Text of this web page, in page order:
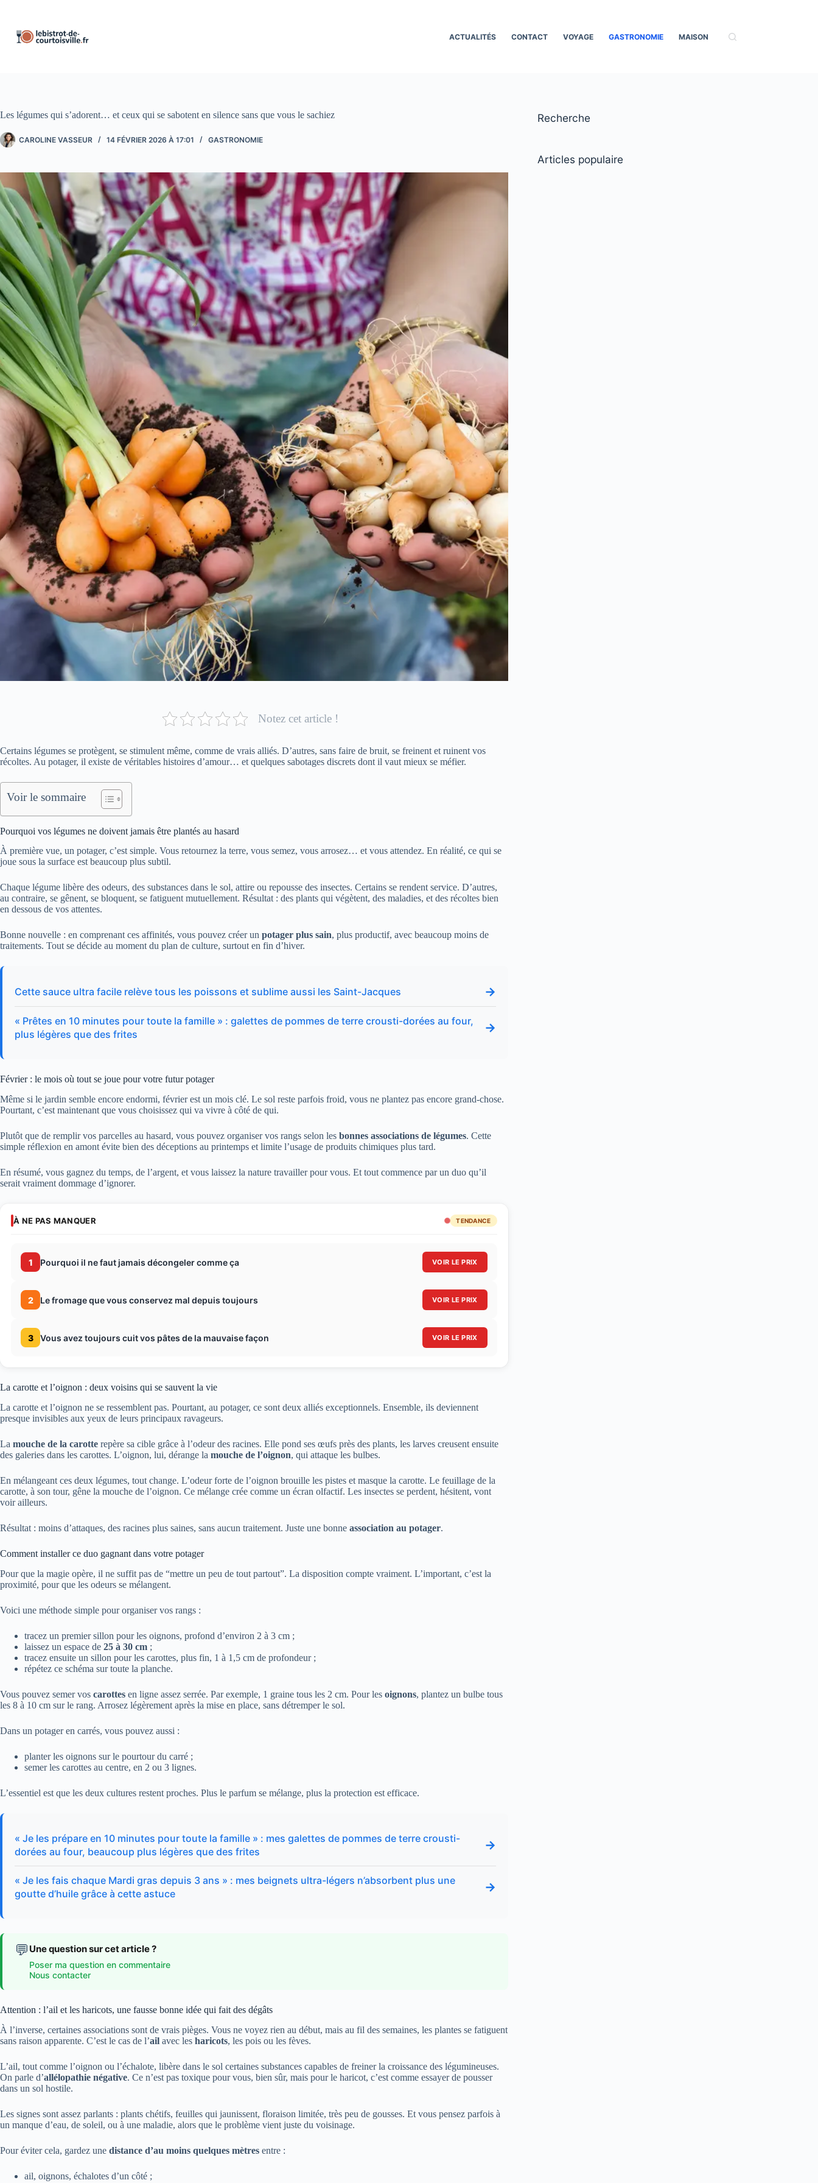
ACTUALITÉS CONTACT VOYAGE GASTRONOMIE MAISON
Les légumes qui s’adorent… et ceux qui se sabotent en silence sans que vous le sachiez
CAROLINE VASSEUR 14 FÉVRIER 2026 À 17:01 GASTRONOMIE
Notez cet article !
Certains légumes se protègent, se stimulent même, comme de vrais alliés. D’autres, sans faire de bruit, se freinent et ruinent vos
récoltes. Au potager, il existe de véritables histoires d’amour… et quelques sabotages discrets dont il vaut mieux se méfier.
Voir le sommaire
Pourquoi vos légumes ne doivent jamais être plantés au hasard
À première vue, un potager, c’est simple. Vous retournez la terre, vous semez, vous arrosez… et vous attendez. En réalité, ce qui se
joue sous la surface est beaucoup plus subtil.
Chaque légume libère des odeurs, des substances dans le sol, attire ou repousse des insectes. Certains se rendent service. D’autres,
au contraire, se gênent, se bloquent, se fatiguent mutuellement. Résultat : des plants qui végètent, des maladies, et des récoltes bien
en dessous de vos attentes.
Bonne nouvelle : en comprenant ces affinités, vous pouvez créer un potager plus sain, plus productif, avec beaucoup moins de
traitements. Tout se décide au moment du plan de culture, surtout en fin d’hiver.
Cette sauce ultra facile relève tous les poissons et sublime aussi les Saint-Jacques →
« Prêtes en 10 minutes pour toute la famille » : galettes de pommes de terre crousti-dorées au four,
plus légères que des frites
→
Février : le mois où tout se joue pour votre futur potager
Même si le jardin semble encore endormi, février est un mois clé. Le sol reste parfois froid, vous ne plantez pas encore grand-chose.
Pourtant, c’est maintenant que vous choisissez qui va vivre à côté de qui.
Plutôt que de remplir vos parcelles au hasard, vous pouvez organiser vos rangs selon les bonnes associations de légumes. Cette
simple réflexion en amont évite bien des déceptions au printemps et limite l’usage de produits chimiques plus tard.
En résumé, vous gagnez du temps, de l’argent, et vous laissez la nature travailler pour vous. Et tout commence par un duo qu’il
serait vraiment dommage d’ignorer.
À NE PAS MANQUER TENDANCE
1 Pourquoi il ne faut jamais décongeler comme ça VOIR LE PRIX
2 Le fromage que vous conservez mal depuis toujours VOIR LE PRIX
3 Vous avez toujours cuit vos pâtes de la mauvaise façon VOIR LE PRIX
La carotte et l’oignon : deux voisins qui se sauvent la vie
La carotte et l’oignon ne se ressemblent pas. Pourtant, au potager, ce sont deux alliés exceptionnels. Ensemble, ils deviennent
presque invisibles aux yeux de leurs principaux ravageurs.
La mouche de la carotte repère sa cible grâce à l’odeur des racines. Elle pond ses œufs près des plants, les larves creusent ensuite
des galeries dans les carottes. L’oignon, lui, dérange la mouche de l’oignon, qui attaque les bulbes.
En mélangeant ces deux légumes, tout change. L’odeur forte de l’oignon brouille les pistes et masque la carotte. Le feuillage de la
carotte, à son tour, gêne la mouche de l’oignon. Ce mélange crée comme un écran olfactif. Les insectes se perdent, hésitent, vont
voir ailleurs.
Résultat : moins d’attaques, des racines plus saines, sans aucun traitement. Juste une bonne association au potager.
Comment installer ce duo gagnant dans votre potager
Pour que la magie opère, il ne suffit pas de “mettre un peu de tout partout”. La disposition compte vraiment. L’important, c’est la
proximité, pour que les odeurs se mélangent.
Voici une méthode simple pour organiser vos rangs :
tracez un premier sillon pour les oignons, profond d’environ 2 à 3 cm ;
laissez un espace de 25 à 30 cm ;
tracez ensuite un sillon pour les carottes, plus fin, 1 à 1,5 cm de profondeur ;
répétez ce schéma sur toute la planche.
Vous pouvez semer vos carottes en ligne assez serrée. Par exemple, 1 graine tous les 2 cm. Pour les oignons, plantez un bulbe tous
les 8 à 10 cm sur le rang. Arrosez légèrement après la mise en place, sans détremper le sol.
Dans un potager en carrés, vous pouvez aussi :
planter les oignons sur le pourtour du carré ;
semer les carottes au centre, en 2 ou 3 lignes.
L’essentiel est que les deux cultures restent proches. Plus le parfum se mélange, plus la protection est efficace.
« Je les prépare en 10 minutes pour toute la famille » : mes galettes de pommes de terre crousti-
dorées au four, beaucoup plus légères que des frites
→
« Je les fais chaque Mardi gras depuis 3 ans » : mes beignets ultra-légers n’absorbent plus une
goutte d’huile grâce à cette astuce
→
💬 Une question sur cet article ?
Poser ma question en commentaire
Nous contacter
Attention : l’ail et les haricots, une fausse bonne idée qui fait des dégâts
À l’inverse, certaines associations sont de vrais pièges. Vous ne voyez rien au début, mais au fil des semaines, les plantes se fatiguent
sans raison apparente. C’est le cas de l’ail avec les haricots, les pois ou les fèves.
L’ail, tout comme l’oignon ou l’échalote, libère dans le sol certaines substances capables de freiner la croissance des légumineuses.
On parle d’allélopathie négative. Ce n’est pas toxique pour vous, bien sûr, mais pour le haricot, c’est comme essayer de pousser
dans un sol hostile.
Les signes sont assez parlants : plants chétifs, feuilles qui jaunissent, floraison limitée, très peu de gousses. Et vous pensez parfois à
un manque d’eau, de soleil, ou à une maladie, alors que le problème vient juste du voisinage.
Pour éviter cela, gardez une distance d’au moins quelques mètres entre :
ail, oignons, échalotes d’un côté ;
Recherche
Articles populaire